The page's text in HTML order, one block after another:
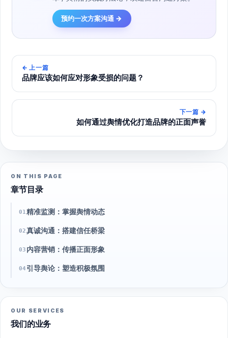
预约一次方案沟通 →
← 上一篇
品牌应该如何应对形象受损的问题？
下一篇 →
如何通过舆情优化打造品牌的正面声誉
ON THIS PAGE
章节目录
01精准监测：掌握舆情动态
02真诚沟通：搭建信任桥梁
03 内容营销：传播正面形象
04 引导舆论：塑造积极氛围
OUR SERVICES
我们的业务